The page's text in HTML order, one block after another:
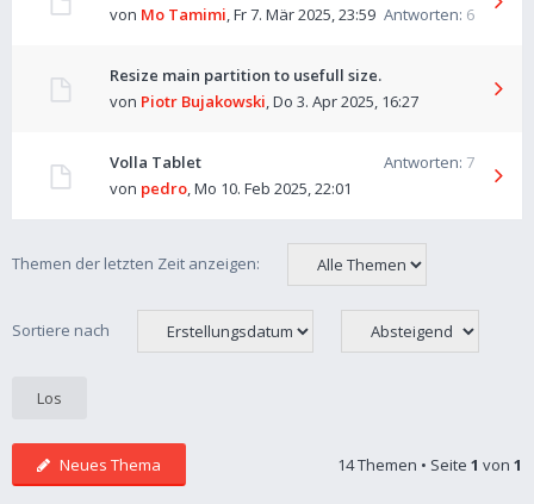
Antworten: 6
von Mo Tamimi,Fr 7. Mär 2025, 23:59
Resize main partition to usefull size.
von Piotr Bujakowski,Do 3. Apr 2025, 16:27
Volla Tablet Antworten: 7
von pedro,Mo 10. Feb 2025, 22:01
Themen der letzten Zeit anzeigen:
Sortiere nach
Neues Thema 14 Themen • Seite 1 von 1